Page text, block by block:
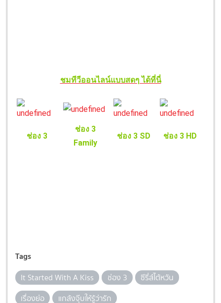
ชมทีวีออนไลน์แบบสดๆ ได้ที่นี่
ช่อง 3
ช่อง 3
Family
ช่อง 3 SD ช่อง 3 HD
Tags
It Started With A Kiss ช่อง 3
ซีรี่ส์ไต้หวัน
เรื่องย่อ
แกล้งจุ๊บให้รู้ว่ารัก